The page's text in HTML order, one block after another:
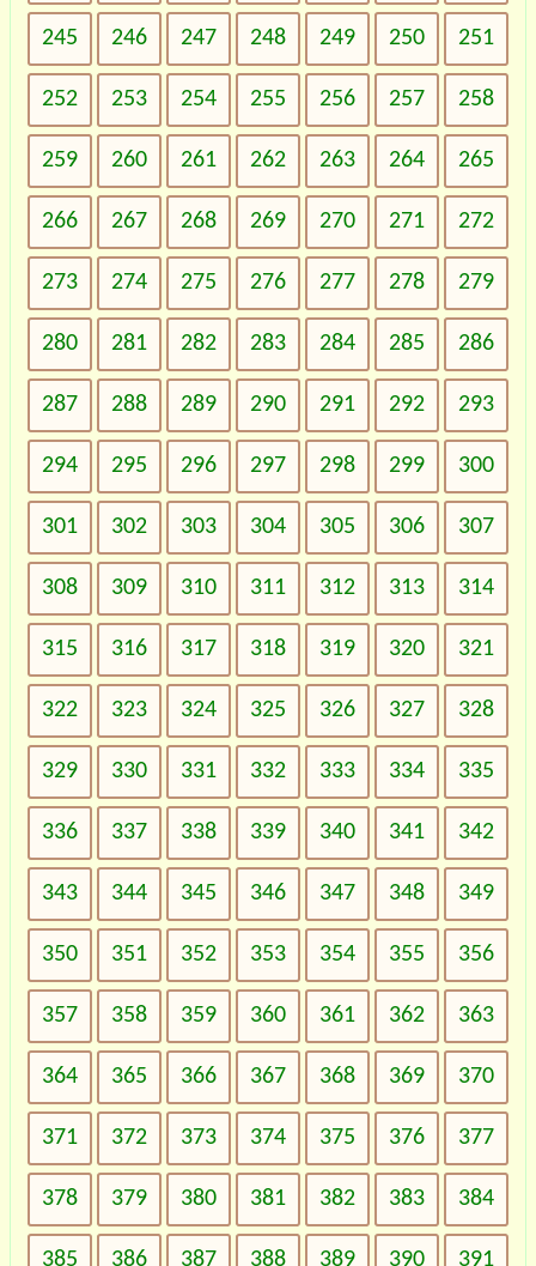
245 246 247 248 249 250 251
252 253 254 255 256 257 258
259 260 261 262 263 264 265
266 267 268 269 270 271 272
273 274 275 276 277 278 279
280 281 282 283 284 285 286
287 288 289 290 291 292 293
294 295 296 297 298 299 300
301 302 303 304 305 306 307
308 309 310 311 312 313 314
315 316 317 318 319 320 321
322 323 324 325 326 327 328
329 330 331 332 333 334 335
336 337 338 339 340 341 342
343 344 345 346 347 348 349
350 351 352 353 354 355 356
357 358 359 360 361 362 363
364 365 366 367 368 369 370
371 372 373 374 375 376 377
378 379 380 381 382 383 384
385 386 387 388 389 390 391